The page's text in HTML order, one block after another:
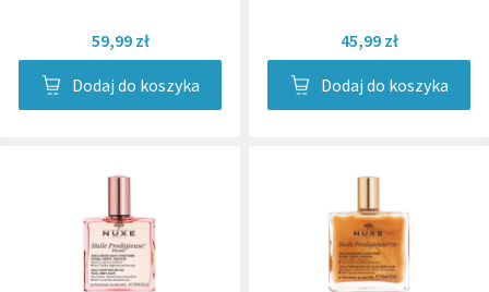
59,99 zł
Dodaj do koszyka
45,99 zł
Dodaj do koszyka